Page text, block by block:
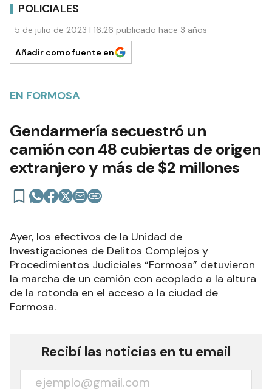
POLICIALES
5 de julio de 2023 | 16:26 publicado hace 3 años
Añadir como fuente en
EN FORMOSA
Gendarmería secuestró un
camión con 48 cubiertas de origen
extranjero y más de $2 millones
Ayer, los efectivos de la Unidad de
Investigaciones de Delitos Complejos y
Procedimientos Judiciales “Formosa” detuvieron
la marcha de un camión con acoplado a la altura
de la rotonda en el acceso a la ciudad de
Formosa.
Recibí las noticias en tu email